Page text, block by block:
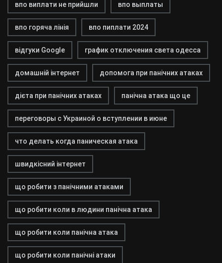
впо виплати не прийшли впо выплаты
впо горяча лінія впо пиплати 2024
відгуки Google график отключения света одесса
домашній інтернет допомога при панічних атаках
дієта при панічних атаках панічна атака що це
переговоры с Украиной о вступлении в июне
что делать когда паническая атака
швидкісний інтернет
що робити з панічними атаками
що робити коли в людини панічна атака
що робити коли панічна атака
що робити коли панічні атаки